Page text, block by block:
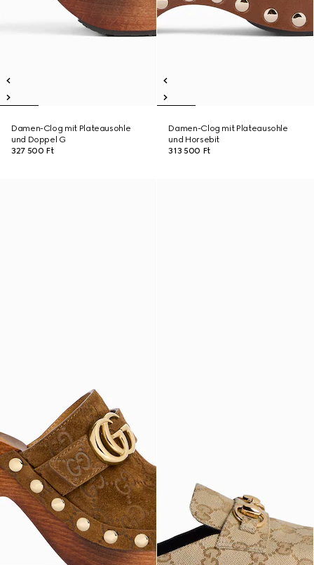
Damen-Clog mit Plateausohle
und Doppel G
327 500 Ft
Damen-Clog mit Plateausohle
und Horsebit
313 500 Ft